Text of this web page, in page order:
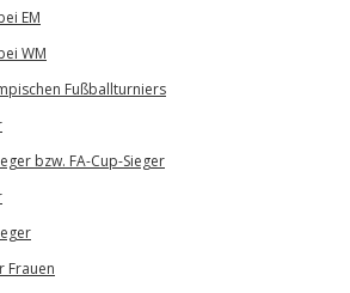
EM
WM
Fußballturniers
bzw. FA-Cup-Sieger
Frauen